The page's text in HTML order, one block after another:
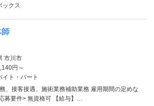
ックス
師
市川市
円～
イト・パート
、接客接遇、施術業務補助業務 雇用期間の定めな
募要件> 無資格可 【給与】…